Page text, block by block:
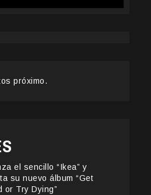
próximo.
el sencillo “Ikea” y
su nuevo álbum “Get
or Try Dying”